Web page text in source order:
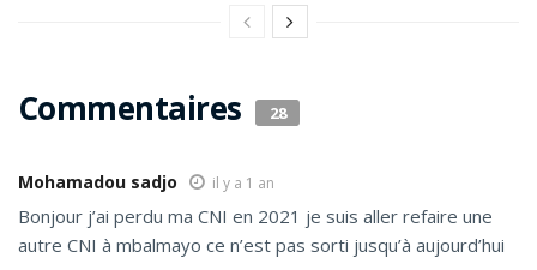
Commentaires 28
Mohamadou sadjo il y a 1 an
Bonjour j’ai perdu ma CNI en 2021 je suis aller refaire une
autre CNI à mbalmayo ce n’est pas sorti jusqu’à aujourd’hui